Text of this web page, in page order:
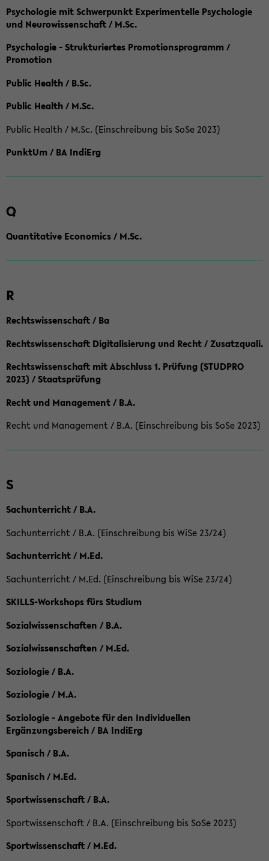
Psychologie mit Schwerpunkt Experimentelle Psychologie
und Neurowissenschaft / M.Sc.
Psychologie - Strukturiertes Promotionsprogramm /
Promotion
Public Health / B.Sc.
Public Health / M.Sc.
Public Health / M.Sc. (Einschreibung bis SoSe 2023)
PunktUm / BA IndiErg
Q
Quantitative Economics / M.Sc.
R
Rechtswissenschaft / Ba
Rechtswissenschaft Digitalisierung und Recht / Zusatzquali.
Rechtswissenschaft mit Abschluss 1. Prüfung (STUDPRO
2023) / Staatsprüfung
Recht und Management / B.A.
Recht und Management / B.A. (Einschreibung bis SoSe 2023)
S
Sachunterricht / B.A.
Sachunterricht / B.A. (Einschreibung bis WiSe 23/24)
Sachunterricht / M.Ed.
Sachunterricht / M.Ed. (Einschreibung bis WiSe 23/24)
SKILLS-Workshops fürs Studium
Sozialwissenschaften / B.A.
Sozialwissenschaften / M.Ed.
Soziologie / B.A.
Soziologie / M.A.
Soziologie - Angebote für den Individuellen
Ergänzungsbereich / BA IndiErg
Spanisch / B.A.
Spanisch / M.Ed.
Sportwissenschaft / B.A.
Sportwissenschaft / B.A. (Einschreibung bis SoSe 2023)
Sportwissenschaft / M.Ed.